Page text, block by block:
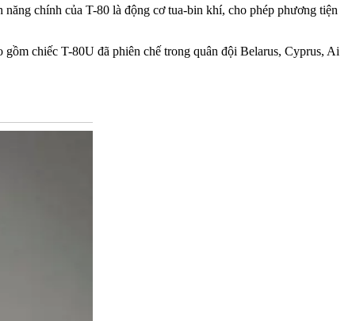
chính của T-80 là động cơ tua-bin khí, cho phép phương tiện
chiếc T-80U đã phiên chế trong quân đội Belarus, Cyprus, Ai